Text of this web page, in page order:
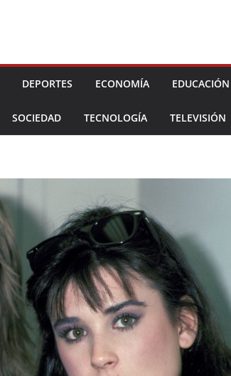
DEPORTES ECONOMÍA EDUCACIÓN
SOCIEDAD TECNOLOGÍA TELEVISIÓN